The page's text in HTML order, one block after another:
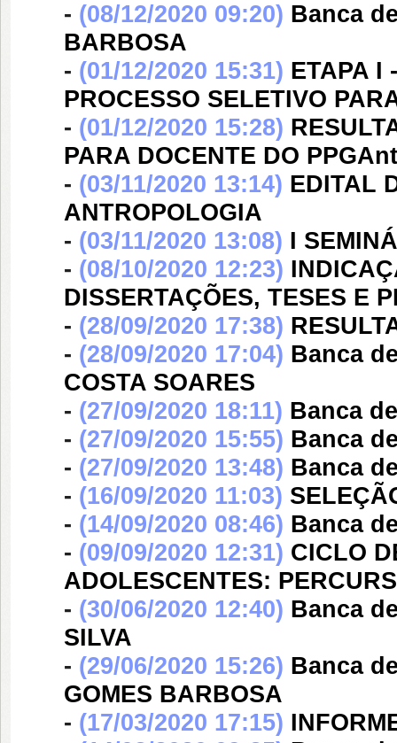
- (08/12/2020 09:20) Banca
BARBOSA
- (01/12/2020 15:31) ETAPA I
PROCESSO SELETIVO
- (01/12/2020 15:28)
PARA DOCENTE DO
- (03/11/2020 13:14) EDITAL
ANTROPOLOGIA
- (03/11/2020 13:08) I
- (08/10/2020 12:23)
DISSERTAÇÕES, TESES E
- (28/09/2020 17:38)
- (28/09/2020 17:04) Banca
COSTA SOARES
- (27/09/2020 18:11) Banca
- (27/09/2020 15:55) Banca
- (27/09/2020 13:48) Banca
- (16/09/2020 11:03)
- (14/09/2020 08:46) Banca
- (09/09/2020 12:31) CICLO
ADOLESCENTES:
- (30/06/2020 12:40) Banca
SILVA
- (29/06/2020 15:26) Banca
GOMES BARBOSA
- (17/03/2020 17:15)